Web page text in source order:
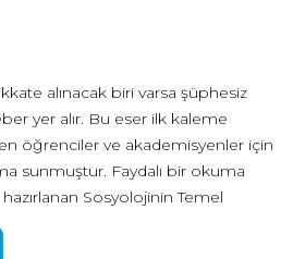
alınacak biri varsa şüphesiz
yer alır. Bu eser ilk kaleme
öğrenciler ve akademisyenler için
sunmuştur. Faydalı bir okuma
Sosyolojinin Temel
metinlerden bir olarak kabul edilir.
iktisada dini